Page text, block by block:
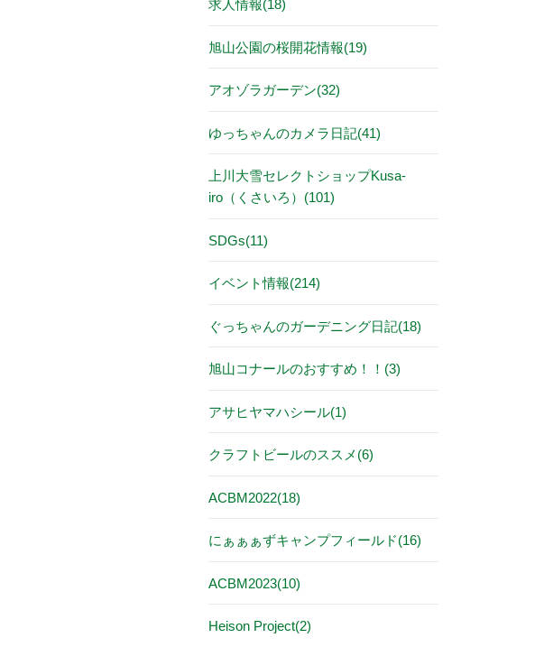
求人情報(18)
旭山公園の桜開花情報(19)
アオゾラガーデン(32)
ゆっちゃんのカメラ日記(41)
上川大雪セレクトショップKusa-
iro（くさいろ）(101)
SDGs(11)
イベント情報(214)
ぐっちゃんのガーデニング日記(18)
旭山コナールのおすすめ！！(3)
アサヒヤマハシール(1)
クラフトビールのススメ(6)
ACBM2022(18)
にぁぁぁずキャンプフィールド(16)
ACBM2023(10)
Heison Project(2)